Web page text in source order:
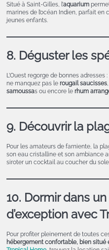
Situé à Saint-Gilles, l’aquarium
marines de l’océan Indien, parfait
jeunes enfants.
8. Déguster les
L’Ouest regorge de bonnes
ne manquez pas le rougail saucisses
samoussas ou encore le rhum
9. Découvrir la
Pour les amateurs de farniente, la
son eau cristalline et son ambiance
siroter un cocktail au coucher du
10. Dormir dans
d’exception avec
Pour profiter pleinement de toutes
hébergement confortable, bien situé